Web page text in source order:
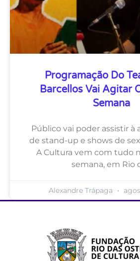
Programação Do
Barcellos Vai Agitar
Semana
Público vai poder assistir à
de stand-up e shows de
A Cultura vem com tudo
semana, em Rio
Alexandre Trápaga